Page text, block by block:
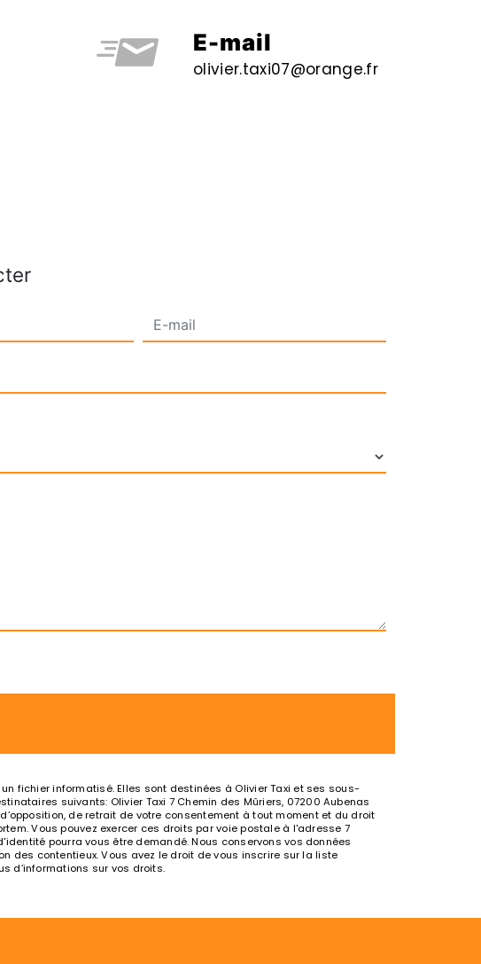
E-mail
olivier.taxi07@orange.fr
fichier informatisé. Elles sont destinées à Olivier Taxi et ses sous-
suivants: Olivier Taxi 7 Chemin des Mûriers, 07200 Aubenas
de retrait de votre consentement à tout moment et du droit
Vous pouvez exercer ces droits par voie postale à l'adresse 7
pourra vous être demandé. Nous conservons vos données
des contentieux. Vous avez le droit de vous inscrire sur la liste
d’informations sur vos droits.